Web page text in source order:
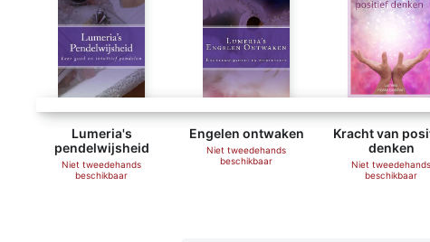
Lumeria's
pendelwijsheid
Niet tweedehands
beschikbaar
Engelen ontwaken
Niet tweedehands
beschikbaar
Kracht van
denken
Niet tweedehands
beschikbaar